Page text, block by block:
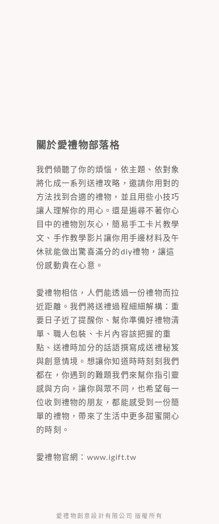
關於愛禮物部落格
我們傾聽了你的煩惱，依主題、依對象
將化成一系列送禮攻略，邀請你用對的
方法找到合適的禮物，並且用些小技巧
讓人理解你的用心。還是遍尋不著你心
目中的禮物別灰心，簡易手工卡片教學
文、手作教學影片讓你用手邊材料及午
休就能做出驚喜滿分的diy禮物，讓這
份感動貴在心意。
愛禮物相信，人們能透過一份禮物而拉
近距離。我們將送禮過程細細解構：重
要日子近了提醒你、幫你準備好禮物清
單、職人包裝、卡片內容該把握的重
點、送禮時加分的話語撰寫成送禮秘笈
與創意情境。想讓你知道時時刻刻我們
都在，你遇到的難題我們來幫你指引靈
感與方向，讓你與眾不同，也希望每一
位收到禮物的朋友，都能感受到一份簡
單的禮物，帶來了生活中更多甜蜜開心
的時刻。
愛禮物官網： www.igift.tw
愛禮物創意設計有限公司 版權所有